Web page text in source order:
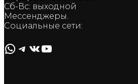
Сб-Вс: выходной
Мессенджеры.
Социальные сети:
WhatsApp
Telegram
ВКонтакте
YouTube